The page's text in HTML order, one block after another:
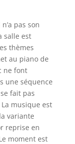
pas son
salle est
thèmes
au piano de
ne font
une séquence
fait pas
musique est
variante
reprise en
moment est